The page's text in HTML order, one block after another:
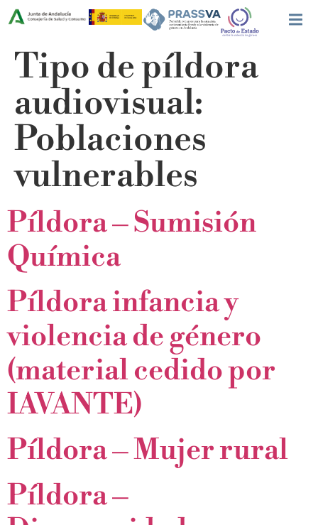
Tipo de píldora
audiovisual:
Poblaciones
vulnerables
Píldora – Sumisión
Química
Píldora infancia y
violencia de género
(material cedido por
IAVANTE)
Píldora – Mujer rural
Píldora –